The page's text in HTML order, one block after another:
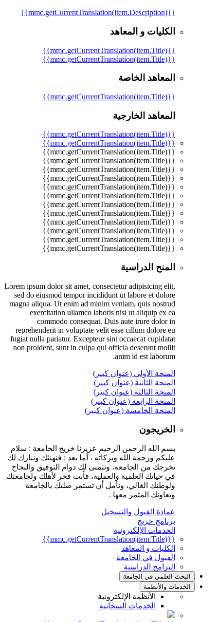
{{mmc.getCurrentTranslation(item.Description)}}
الكليات و المعاهد
{{mmc.getCurrentTranslation(item.Title)}}
{{mmc.getCurrentTranslation(item.Title)}}
المعاهد الخاصة
{{mmc.getCurrentTranslation(item.Title)}}
المعاهد الخارجية
{{mmc.getCurrentTranslation(item.Title)}}
{{mmc.getCurrentTranslation(item.Title)}}
{{mmc.getCurrentTranslation(item.Title)}}
{{mmc.getCurrentTranslation(item.Title)}}
{{mmc.getCurrentTranslation(item.Title)}}
{{mmc.getCurrentTranslation(item.Title)}}
{{mmc.getCurrentTranslation(item.Title)}}
{{mmc.getCurrentTranslation(item.Title)}}
{{mmc.getCurrentTranslation(item.Title)}}
{{mmc.getCurrentTranslation(item.Title)}}
{{mmc.getCurrentTranslation(item.Title)}}
{{mmc.getCurrentTranslation(item.Title)}}
{{mmc.getCurrentTranslation(item.Title)}}
{{mmc.getCurrentTranslation(item.Title)}}
المنح الدراسية
Lorem ipsum dolor sit amet, consectetur adipisicing elit,
sed do eiusmod tempor incididunt ut labore et dolore
magna aliqua. Ut enim ad minim veniam, quis nostrud
exercitation ullamco laboris nisi ut aliquip ex ea
commodo consequat. Duis aute irure dolor in
reprehenderit in voluptate velit esse cillum dolore eu
fugiat nulla pariatur. Excepteur sint occaecat cupidatat
non proident, sunt in culpa qui officia deserunt mollit
anim id est laborum.
المنحة الأولي (عنوان كبير)
المنحة الثانية (عنوان كبير)
المنحة الثالثة (عنوان كبير)
المنحة الرابعة (عنوان كبير)
المنحة الخامسة (عنوان كبير)
الخريجون
بسم الله الرحمن الرحيم عزيزنا خريج الجامعة : سلام
عليكم ورحمة الله وبركاته ، أما بعد : فنهنئك ونبارك لك
تخرجك من الجامعة، ونتمنى لك دوام التوفيق والنجاح
في حياتك العلمية والعملية، فأنت فخر لأهلك ولجامعتك
ولوطنك الغالي، ونأمل أن تستمر صلتك بالجامعة
وتعاونك المثمر معها .
عمادة القبول والتسجيل
برنامج خريج
الخدمات الإلكترونية
{{mmc.getCurrentTranslation(item.Title)}}
الكليات و المعاهد
القبول في الجامعة
البرامج الدراسية
البحث العلمي في الجامعة
الخدمات والأنظمة
الأنظمة الإلكترونية
الخدمات السحابية